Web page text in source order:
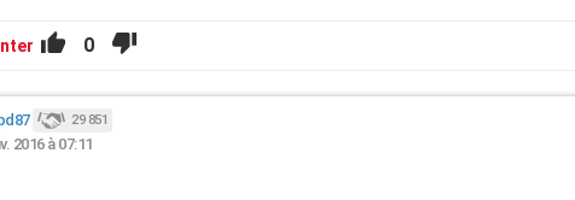
0
29 851
2016 à 07:11